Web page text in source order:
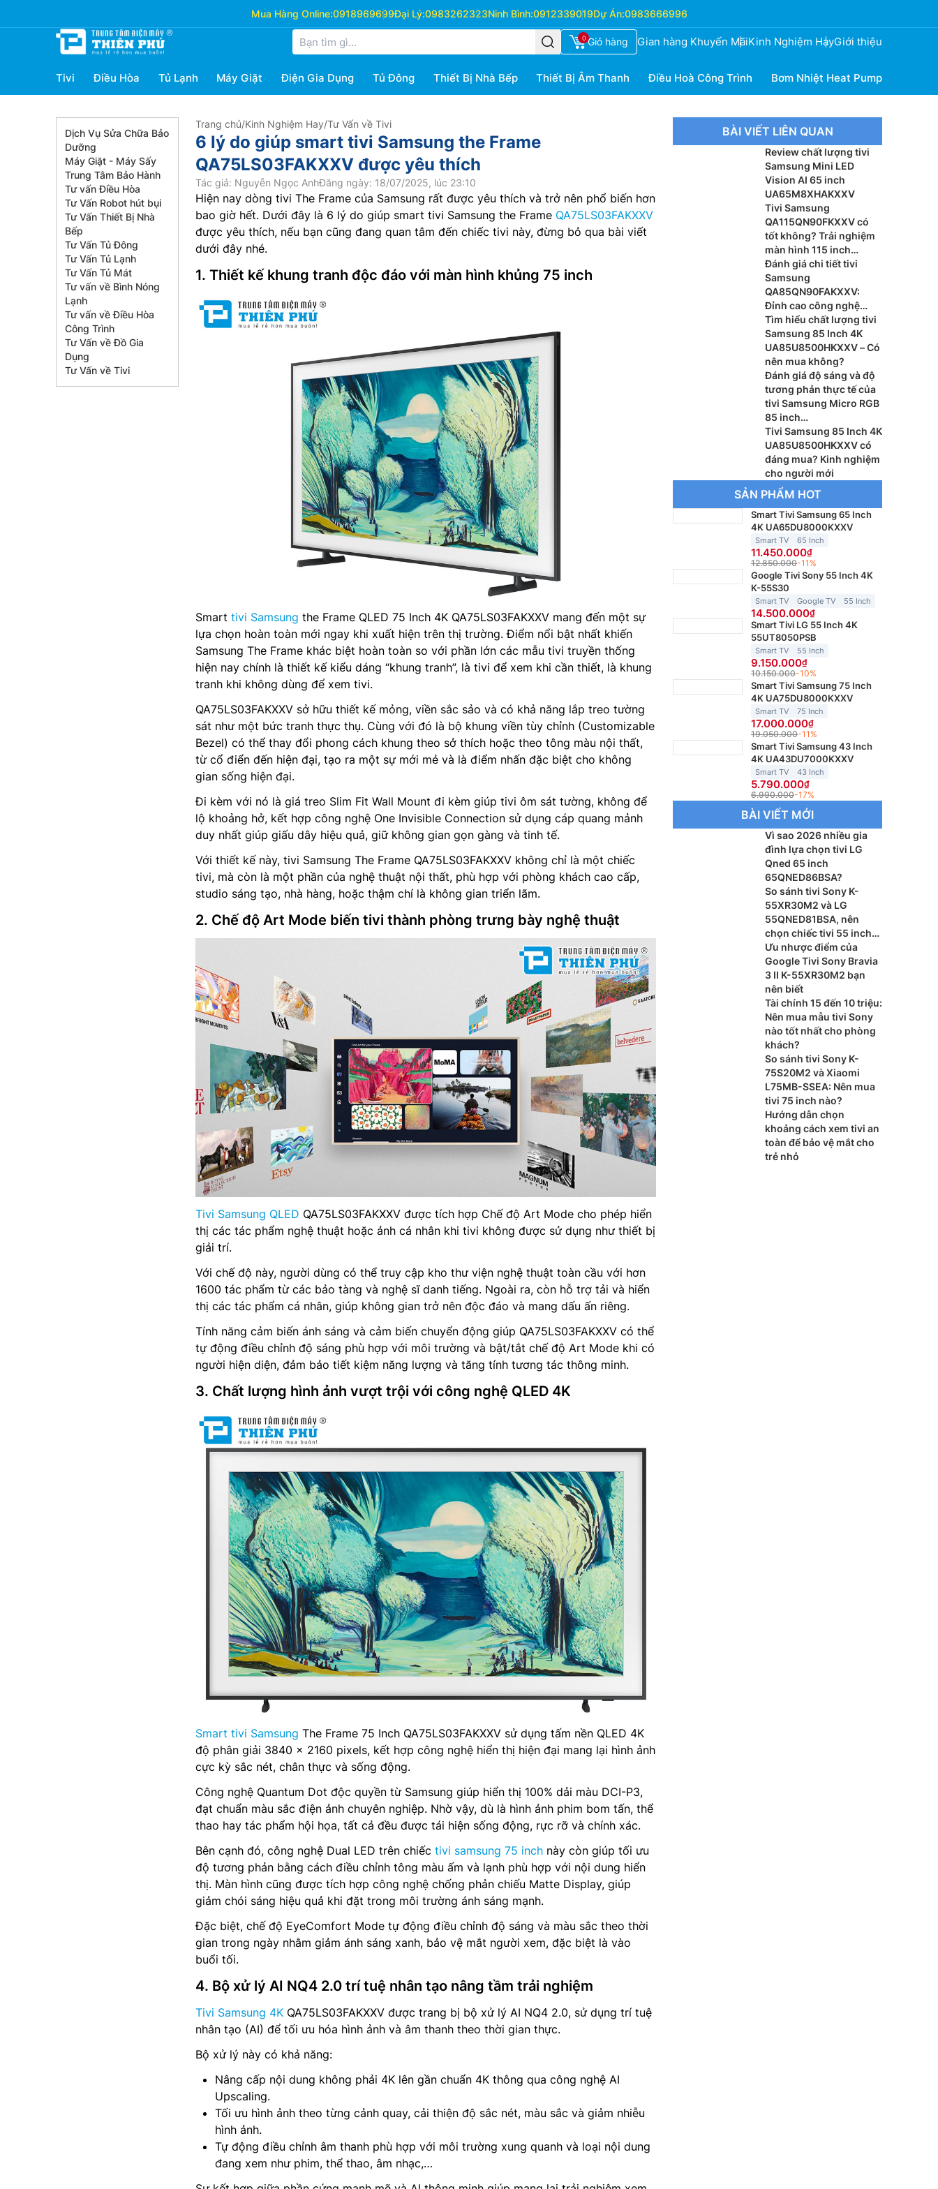
Mua Hàng Online:0918969699Đại Lý:0983262323Ninh Bình:0912339019Dự Án:0983666996
0 Giỏ hàng Gian hàng Khuyến MãiKinh Nghiệm HayGiới thiệu
Tivi Điều Hòa Tủ Lạnh Máy Giặt Điện Gia Dụng Tủ Đông Thiết Bị Nhà Bếp Thiết Bị Âm Thanh Điều Hoà Công Trình Bơm Nhiệt Heat Pump
Dịch Vụ Sửa Chữa Bảo
Dưỡng
Máy Giặt - Máy Sấy
Trung Tâm Bảo Hành
Tư vấn Điều Hòa
Tư Vấn Robot hút bụi
Tư Vấn Thiết Bị Nhà
Bếp
Tư Vấn Tủ Đông
Tư Vấn Tủ Lạnh
Tư Vấn Tủ Mát
Tư vấn về Bình Nóng
Lạnh
Tư vấn về Điều Hòa
Công Trình
Tư Vấn về Đồ Gia
Dụng
Tư Vấn về Tivi
Trang chủ/Kinh Nghiệm Hay/Tư Vấn về Tivi
6 lý do giúp smart tivi Samsung the Frame
QA75LS03FAKXXV được yêu thích
Tác giả: Nguyễn Ngọc AnhĐăng ngày: 18/07/2025, lúc 23:10
Hiện nay dòng tivi The Frame của Samsung rất được yêu thích và trở nên phổ biến hơn
bao giờ hết. Dưới đây là 6 lý do giúp smart tivi Samsung the Frame QA75LS03FAKXXV
được yêu thích, nếu bạn cũng đang quan tâm đến chiếc tivi này, đừng bỏ qua bài viết
dưới đây nhé.
1. Thiết kế khung tranh độc đáo với màn hình khủng 75 inch
Smart tivi Samsung the Frame QLED 75 Inch 4K QA75LS03FAKXXV mang đến một sự
lựa chọn hoàn toàn mới ngay khi xuất hiện trên thị trường. Điểm nổi bật nhất khiến
Samsung The Frame khác biệt hoàn toàn so với phần lớn các mẫu tivi truyền thống
hiện nay chính là thiết kế kiểu dáng “khung tranh”, là tivi để xem khi cần thiết, là khung
tranh khi không dùng để xem tivi.
QA75LS03FAKXXV sở hữu thiết kế mỏng, viền sắc sảo và có khả năng lắp treo tường
sát như một bức tranh thực thụ. Cùng với đó là bộ khung viền tùy chỉnh (Customizable
Bezel) có thể thay đổi phong cách khung theo sở thích hoặc theo tông màu nội thất,
từ cổ điển đến hiện đại, tạo ra một sự mới mẻ và là điểm nhấn đặc biệt cho không
gian sống hiện đại.
Đi kèm với nó là giá treo Slim Fit Wall Mount đi kèm giúp tivi ôm sát tường, không để
lộ khoảng hở, kết hợp công nghệ One Invisible Connection sử dụng cáp quang mảnh
duy nhất giúp giấu dây hiệu quả, giữ không gian gọn gàng và tinh tế.
Với thiết kế này, tivi Samsung The Frame QA75LS03FAKXXV không chỉ là một chiếc
tivi, mà còn là một phần của nghệ thuật nội thất, phù hợp với phòng khách cao cấp,
studio sáng tạo, nhà hàng, hoặc thậm chí là không gian triển lãm.
2. Chế độ Art Mode biến tivi thành phòng trưng bày nghệ thuật
Tivi Samsung QLED QA75LS03FAKXXV được tích hợp Chế độ Art Mode cho phép hiển
thị các tác phẩm nghệ thuật hoặc ảnh cá nhân khi tivi không được sử dụng như thiết bị
giải trí.
Với chế độ này, người dùng có thể truy cập kho thư viện nghệ thuật toàn cầu với hơn
1600 tác phẩm từ các bảo tàng và nghệ sĩ danh tiếng. Ngoài ra, còn hỗ trợ tải và hiển
thị các tác phẩm cá nhân, giúp không gian trở nên độc đáo và mang dấu ấn riêng.
Tính năng cảm biến ánh sáng và cảm biến chuyển động giúp QA75LS03FAKXXV có thể
tự động điều chỉnh độ sáng phù hợp với môi trường và bật/tắt chế độ Art Mode khi có
người hiện diện, đảm bảo tiết kiệm năng lượng và tăng tính tương tác thông minh.
3. Chất lượng hình ảnh vượt trội với công nghệ QLED 4K
Smart tivi Samsung The Frame 75 Inch QA75LS03FAKXXV sử dụng tấm nền QLED 4K
độ phân giải 3840 x 2160 pixels, kết hợp công nghệ hiển thị hiện đại mang lại hình ảnh
cực kỳ sắc nét, chân thực và sống động.
Công nghệ Quantum Dot độc quyền từ Samsung giúp hiển thị 100% dải màu DCI-P3,
đạt chuẩn màu sắc điện ảnh chuyên nghiệp. Nhờ vậy, dù là hình ảnh phim bom tấn, thể
thao hay tác phẩm hội họa, tất cả đều được tái hiện sống động, rực rỡ và chính xác.
Bên cạnh đó, công nghệ Dual LED trên chiếc tivi samsung 75 inch này còn giúp tối ưu
độ tương phản bằng cách điều chỉnh tông màu ấm và lạnh phù hợp với nội dung hiển
thị. Màn hình cũng được tích hợp công nghệ chống phản chiếu Matte Display, giúp
giảm chói sáng hiệu quả khi đặt trong môi trường ánh sáng mạnh.
Đặc biệt, chế độ EyeComfort Mode tự động điều chỉnh độ sáng và màu sắc theo thời
gian trong ngày nhằm giảm ánh sáng xanh, bảo vệ mắt người xem, đặc biệt là vào
buổi tối.
4. Bộ xử lý AI NQ4 2.0 trí tuệ nhân tạo nâng tầm trải nghiệm
Tivi Samsung 4K QA75LS03FAKXXV được trang bị bộ xử lý AI NQ4 2.0, sử dụng trí tuệ
nhân tạo (AI) để tối ưu hóa hình ảnh và âm thanh theo thời gian thực.
Bộ xử lý này có khả năng:
Nâng cấp nội dung không phải 4K lên gần chuẩn 4K thông qua công nghệ AI
Upscaling.
Tối ưu hình ảnh theo từng cảnh quay, cải thiện độ sắc nét, màu sắc và giảm nhiễu
hình ảnh.
Tự động điều chỉnh âm thanh phù hợp với môi trường xung quanh và loại nội dung
đang xem như phim, thể thao, âm nhạc,…
BÀI VIẾT LIÊN QUAN
Review chất lượng tivi
Samsung Mini LED
Vision AI 65 inch
UA65M8XHAKXXV
Tivi Samsung
QA115QN90FKXXV có
tốt không? Trải nghiệm
màn hình 115 inch
khổng lồ
Đánh giá chi tiết tivi
Samsung
QA85QN90FAKXXV:
Đỉnh cao công nghệ
Vision AI thế hệ mới
Tìm hiểu chất lượng tivi
Samsung 85 Inch 4K
UA85U8500HKXXV – Có
nên mua không?
Đánh giá độ sáng và độ
tương phản thực tế của
tivi Samsung Micro RGB
85 inch
MRA85R95HXKXXV
Tivi Samsung 85 Inch 4K
UA85U8500HKXXV có
đáng mua? Kinh nghiệm
cho người mới
SẢN PHẨM HOT
Smart Tivi Samsung 65 Inch
4K UA65DU8000KXXV
Smart TV 65 Inch
11.450.000
12.850.000-11%
Google Tivi Sony 55 Inch 4K
K-55S30
Smart TV Google TV 55 Inch
14.500.000
Smart Tivi LG 55 Inch 4K
55UT8050PSB
Smart TV 55 Inch
9.150.000
10.150.000-10%
Smart Tivi Samsung 75 Inch
4K UA75DU8000KXXV
Smart TV 75 Inch
17.000.000
19.050.000-11%
Smart Tivi Samsung 43 Inch
4K UA43DU7000KXXV
Smart TV 43 Inch
5.790.000
6.990.000-17%
BÀI VIẾT MỚI
Vì sao 2026 nhiều gia
đình lựa chọn tivi LG
Qned 65 inch
65QNED86BSA?
So sánh tivi Sony K-
55XR30M2 và LG
55QNED81BSA, nên
chọn chiếc tivi 55 inch
nào?
Ưu nhược điểm của
Google Tivi Sony Bravia
3 II K-55XR30M2 bạn
nên biết
Tài chính 15 đến 10 triệu:
Nên mua mẫu tivi Sony
nào tốt nhất cho phòng
khách?
So sánh tivi Sony K-
75S20M2 và Xiaomi
L75MB-SSEA: Nên mua
tivi 75 inch nào?
Hướng dẫn chọn
khoảng cách xem tivi an
toàn để bảo vệ mắt cho
trẻ nhỏ